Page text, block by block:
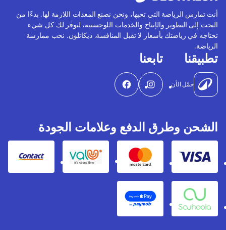
أنت تمارس الرياضة التي تحبها، ونحن نصنع المعدات اللازمة لها. بدءًا من
البحث إلى التطوير والإنتاج والخدمات اللوجستية، لنوفر لك كل شيء
تحتاجه في رياضتك بأسعار لا تقبل المنافسة. ديكاتلون. نحب ممارسة
الرياضة.
تطبيقنا
حمّل الأن
تابعنا
الشحن وطرق الدفع وعلامات الجودة
Visa
Mastercard
Valu
Contact
Souhoola
Apple Pay